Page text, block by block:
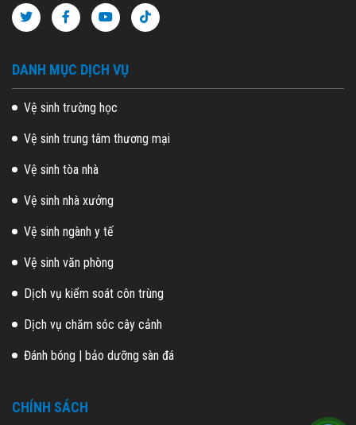
DANH MỤC DỊCH VỤ
Vệ sinh trường học
Vệ sinh trung tâm thương mại
Vệ sinh tòa nhà
Vệ sinh nhà xưởng
Vệ sinh ngành y tế
Vệ sinh văn phòng
Dịch vụ kiểm soát côn trùng
Dịch vụ chăm sóc cây cảnh
Đánh bóng | bảo dưỡng sàn đá
CHÍNH SÁCH